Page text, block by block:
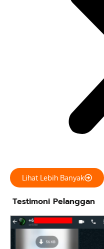
Lihat Lebih Banyak
Testimoni Pelanggan